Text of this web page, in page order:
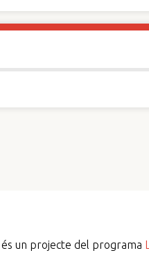
un projecte del programa